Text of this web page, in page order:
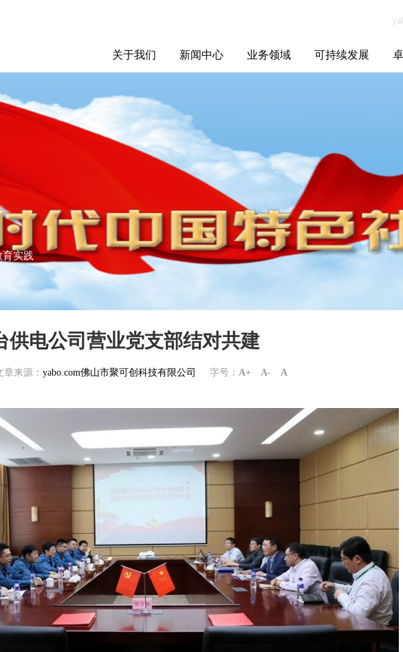
关于我们 新闻中心
聚可创科技有限
公司新闻
业务领域 可持续发展
育实践
供电公司营业党支部结对共建
章来源： yabo.com佛山市聚可创科技有限公司 字号： A+ A- A